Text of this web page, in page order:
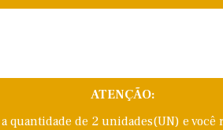
ATENÇÃO:
quantidade de 2 unidades(UN) e